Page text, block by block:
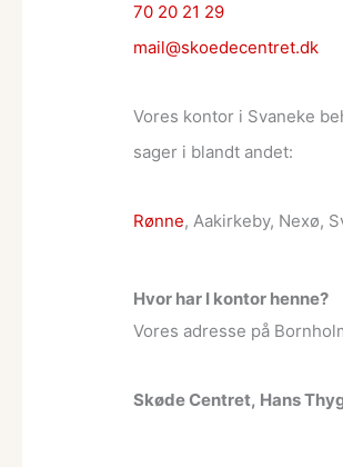
70 20 21 29
mail@skoedecentret.dk
Vores kontor i Svaneke
sager i blandt andet:
Rønne, Aakirkeby, Nexø,
Hvor har I kontor henne?
Vores adresse på
Skøde Centret, Hans